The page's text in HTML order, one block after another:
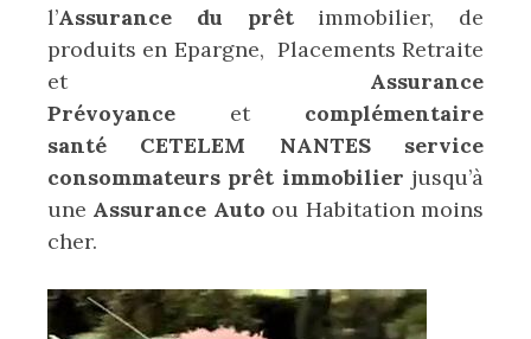
l’Assurance du prêtimmobilier, de
produits en Epargne, Placements Retraite
et Assurance
Prévoyance etcomplémentaire
santé
CETELEM NANTES service
consommateurs prêt immobilier jusqu’à
une Assurance Auto ou Habitation moins
cher.